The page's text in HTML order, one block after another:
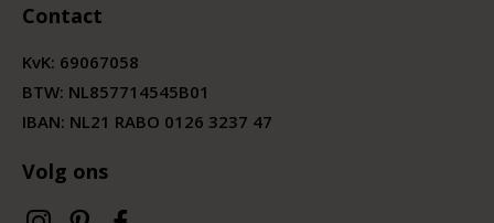
Contact
KvK: 69067058
BTW: NL857714545B01
IBAN: NL21 RABO 0126 3237 47
Volg ons